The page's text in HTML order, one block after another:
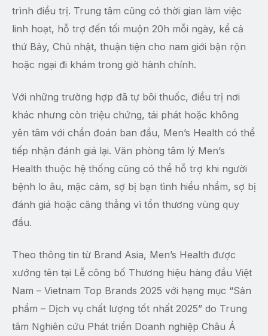
trình điều trị. Trung tâm cũng có thời gian làm việc
linh hoạt, hỗ trợ đến tối muộn 20h mỗi ngày, kể cả
thứ Bảy, Chủ nhật, thuận tiện cho nam giới bận rộn
hoặc ngại đi khám trong giờ hành chính.
Với những trường hợp đã tự bôi thuốc, điều trị nơi
khác nhưng còn triệu chứng, tái phát hoặc không
yên tâm với chẩn đoán ban đầu, Men’s Health có thể
tiếp nhận đánh giá lại. Văn phòng tâm lý Men’s
Health thuộc hệ thống cũng có thể hỗ trợ khi người
bệnh lo âu, mặc cảm, sợ bị bạn tình hiểu nhầm, sợ bị
đánh giá hoặc căng thẳng vì tổn thương vùng quy
đầu.
Theo thông tin từ Brand Asia, Men’s Health được
xướng tên tại Lễ công bố Thương hiệu hàng đầu Việt
Nam – Vietnam Top Brands 2025 với hạng mục “Sản
phẩm – Dịch vụ chất lượng tốt nhất 2025” do Trung
tâm Nghiên cứu Phát triển Doanh nghiệp Châu Á